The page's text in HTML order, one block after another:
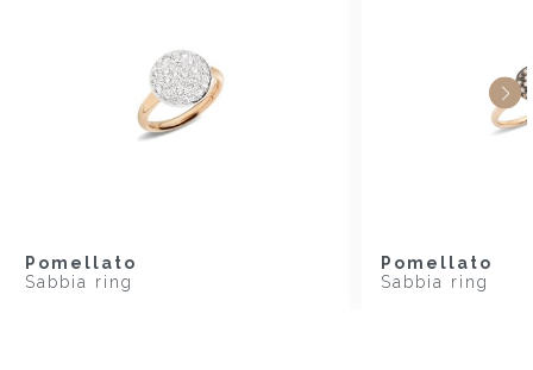
Pomellato
Sabbia ring
Pomellato
Sabbia ring